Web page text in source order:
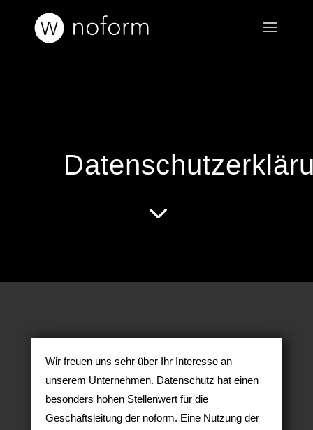
3
Wir freuen uns sehr über Ihr Interesse an
unserem Unternehmen. Datenschutz hat einen
besonders hohen Stellenwert für die
Geschäftsleitung der noform. Eine Nutzung der